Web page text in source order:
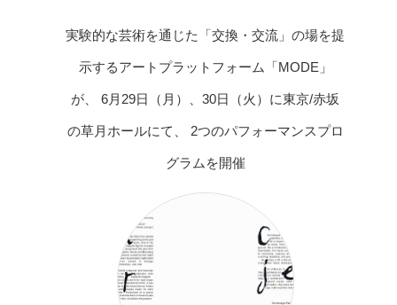
実験的な芸術を通じた「交換・交流」の場を提
示するアートプラットフォーム「MODE」
が、 6月29日（月）、30日（火）に東京/赤坂
の草月ホールにて、 2つのパフォーマンスプロ
グラムを開催